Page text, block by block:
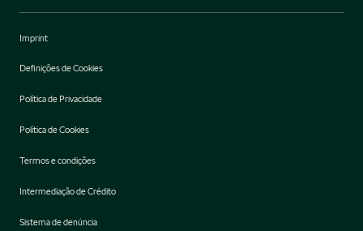
Imprint
Definições de Cookies
Política de Privacidade
Política de Cookies
Termos e condições
Intermediação de Crédito
Sistema de denúncia